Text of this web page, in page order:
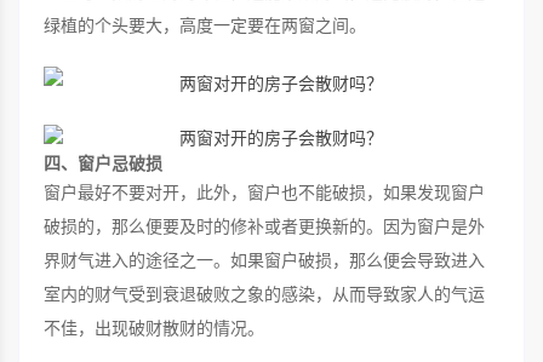
绿植的个头要大，高度一定要在两窗之间。
四、窗户忌破损
窗户最好不要对开，此外，窗户也不能破损，如果发现窗户
破损的，那么便要及时的修补或者更换新的。因为窗户是外
界财气进入的途径之一。如果窗户破损，那么便会导致进入
室内的财气受到衰退破败之象的感染，从而导致家人的气运
不佳，出现破财散财的情况。